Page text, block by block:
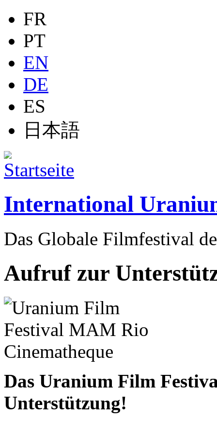
Jump to navigation
FR
PT
EN
DE
ES
日本語
International
Das Globale Filmfestival
Aufruf zur
Das Uranium Film
Unterstützung!